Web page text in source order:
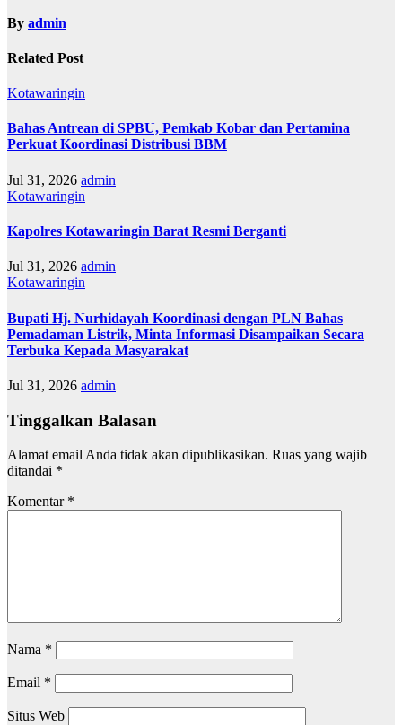
p
s
By admin
Related Post
Kotawaringin
Bahas Antrean di SPBU, Pemkab Kobar dan Pertamina
Perkuat Koordinasi Distribusi BBM
Jul 31, 2026 admin
Kotawaringin
Kapolres Kotawaringin Barat Resmi Berganti
Jul 31, 2026 admin
Kotawaringin
Bupati Hj. Nurhidayah Koordinasi dengan PLN Bahas
Pemadaman Listrik, Minta Informasi Disampaikan Secara
Terbuka Kepada Masyarakat
Jul 31, 2026 admin
Tinggalkan Balasan
Alamat email Anda tidak akan dipublikasikan. Ruas yang wajib
ditandai *
Komentar *
Nama *
Email *
Situs Web